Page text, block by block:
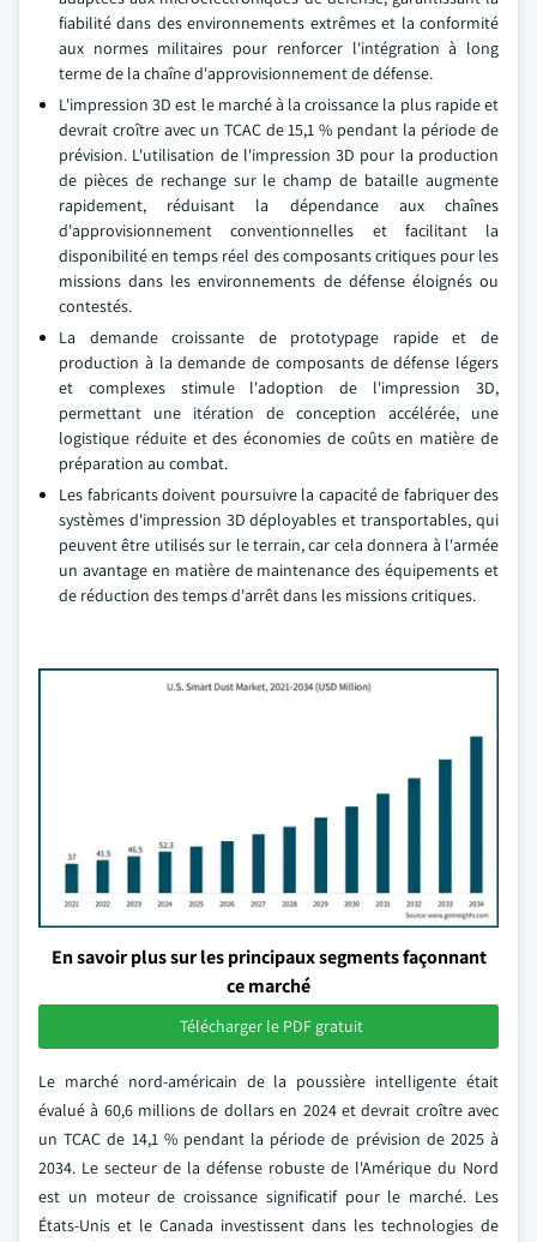
fiabilité dans des environnements extrêmes et la conformité
aux normes militaires pour renforcer l'intégration à long
terme de la chaîne d'approvisionnement de défense.
L'impression 3D est le marché à la croissance la plus rapide et
devrait croître avec un TCAC de 15,1 % pendant la période de
prévision. L'utilisation de l'impression 3D pour la production
de pièces de rechange sur le champ de bataille augmente
rapidement, réduisant la dépendance aux chaînes
d'approvisionnement conventionnelles et facilitant la
disponibilité en temps réel des composants critiques pour les
missions dans les environnements de défense éloignés ou
contestés.
La demande croissante de prototypage rapide et de
production à la demande de composants de défense légers
et complexes stimule l'adoption de l'impression 3D,
permettant une itération de conception accélérée, une
logistique réduite et des économies de coûts en matière de
préparation au combat.
Les fabricants doivent poursuivre la capacité de fabriquer des
systèmes d'impression 3D déployables et transportables, qui
peuvent être utilisés sur le terrain, car cela donnera à l'armée
un avantage en matière de maintenance des équipements et
de réduction des temps d'arrêt dans les missions critiques.
En savoir plus sur les principaux segments façonnant
ce marché
Télécharger le PDF gratuit
Le marché nord-américain de la poussière intelligente était
évalué à 60,6 millions de dollars en 2024 et devrait croître avec
un TCAC de 14,1 % pendant la période de prévision de 2025 à
2034. Le secteur de la défense robuste de l'Amérique du Nord
est un moteur de croissance significatif pour le marché. Les
États-Unis et le Canada investissent dans les technologies de